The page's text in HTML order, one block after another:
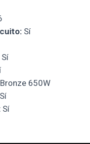
Sí
Sí
650W
Sí
Sí